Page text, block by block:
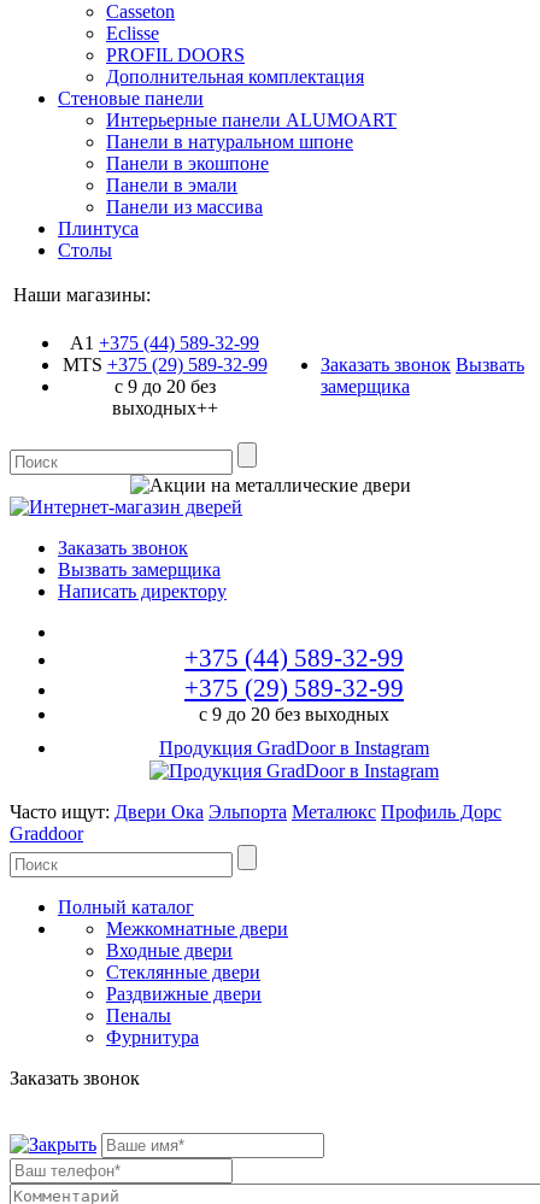
Casseton
Eclisse
PROFIL DOORS
Дополнительная комплектация
Стеновые панели
Интерьерные панели ALUMOART
Панели в натуральном шпоне
Панели в экошпоне
Панели в эмали
Панели из массива
Плинтуса
Столы
Наши магазины:
A1 +375 (44) 589-32-99
MTS +375 (29)589-32-99
с 9 до 20 без
выходных++
Заказать звонок Вызвать
замерщика
Заказать звонок
Вызвать замерщика
Написать директору
+375 (44) 589-32-99
+375 (29) 589-32-99
с 9 до 20 без выходных
Продукция GradDoor в Instagram
Часто ищут: Двери Ока Эльпорта Металюкс Профиль Дорс
Graddoor
Полный каталог
Межкомнатные двери
Входные двери
Стеклянные двери
Раздвижные двери
Пеналы
Фурнитура
Заказать звонок